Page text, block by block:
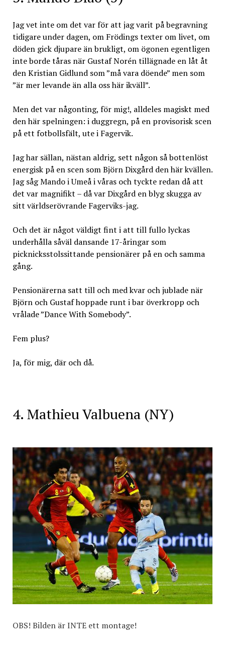
Jag vet inte om det var för att jag varit på begravning
tidigare under dagen, om Frödings texter om livet, om
döden gick djupare än brukligt, om ögonen egentligen
inte borde tåras när Gustaf Norén tillägnade en låt åt
den Kristian Gidlund som ”må vara döende” men som
”är mer levande än alla oss här ikväll”.
Men det var någonting, för mig!, alldeles magiskt med
den här spelningen: i duggregn, på en provisorisk scen
på ett fotbollsfält, ute i Fagervik.
Jag har sällan, nästan aldrig, sett någon så bottenlöst
energisk på en scen som Björn Dixgård den här kvällen.
Jag såg Mando i Umeå i våras och tyckte redan då att
det var magnifikt – då var Dixgård en blyg skugga av
sitt världserövrande Fagerviks-jag.
Och det är något väldigt fint i att till fullo lyckas
underhålla såväl dansande 17-åringar som
picknicksstolssittande pensionärer på en och samma
gång.
Pensionärerna satt till och med kvar och jublade när
Björn och Gustaf hoppade runt i bar överkropp och
vrålade ”Dance With Somebody”.
Fem plus?
Ja, för mig, där och då.
4. Mathieu Valbuena (NY)
OBS! Bilden är INTE ett montage!